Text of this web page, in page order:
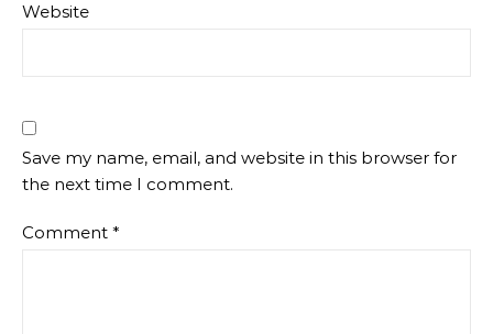
Website
Save my name, email, and website in this browser for
the next time I comment.
Comment *